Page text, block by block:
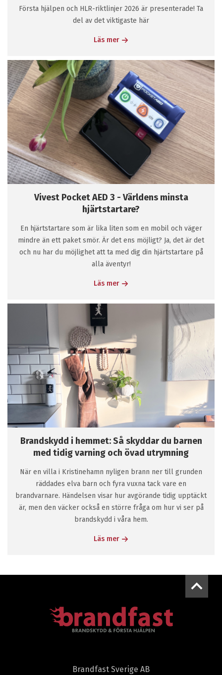
Första hjälpen och HLR-riktlinjer 2026 är presenterade! Ta
del av det viktigaste här
Läs mer
Vivest Pocket AED 3 - Världens minsta
hjärtstartare?
En hjärtstartare som är lika liten som en mobil och väger
mindre än ett paket smör. Är det ens möjligt? Ja, det är det
och nu har du möjlighet att ta med dig din hjärtstartare på
alla äventyr!
Läs mer
Brandskydd i hemmet: Så skyddar du barnen
med tidig varning och övad utrymning
När en villa i Kristinehamn nyligen brann ner till grunden
räddades elva barn och fyra vuxna tack vare en
brandvarnare. Händelsen visar hur avgörande tidig upptäckt
är, men den väcker också en större fråga om hur vi ser på
brandskydd i våra hem.
Läs mer
Brandfast Sverige AB